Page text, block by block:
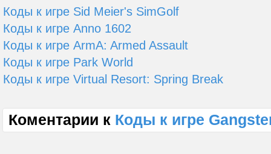
Коды к игре Sid Meier's SimGolf
Коды к игре Anno 1602
Коды к игре ArmA: Armed Assault
Коды к игре Park World
Коды к игре Virtual Resort: Spring Break
Коментарии к Коды к игре